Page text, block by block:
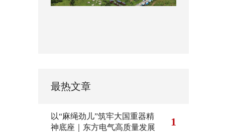
最热文章
以“麻绳劲儿”筑牢大国重器精
神底座｜东方电气高质量发展
1